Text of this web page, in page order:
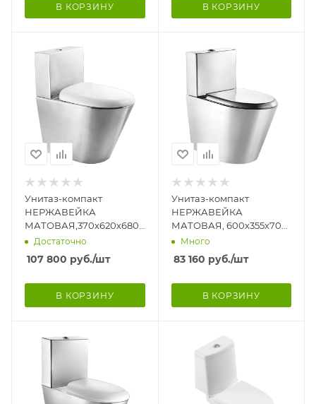
В КОРЗИНУ В КОРЗИНУ
Унитаз-компакт
НЕРЖАВЕЙКА
МАТОВАЯ,370х620х680,горизонтальный
100,сидение
дюропласт,подача снизу,
794
Достаточно
107 800 руб./шт
В КОРЗИНУ
Унитаз-компакт
НЕРЖАВЕЙКА
МАТОВАЯ, 600х355х700,
горизонтальный 100,
сидение НЕРЖАВЕЙКА,
подача снизу
Много
83 160 руб./шт
В КОРЗИНУ